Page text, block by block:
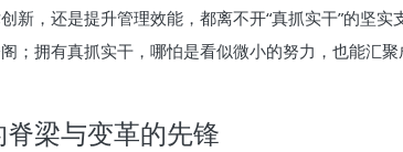
新，还是提升管理效能，都离不开“真抓实干”的坚实
；拥有真抓实干，哪怕是看似微小的努力，也能汇
梁与变革的先锋